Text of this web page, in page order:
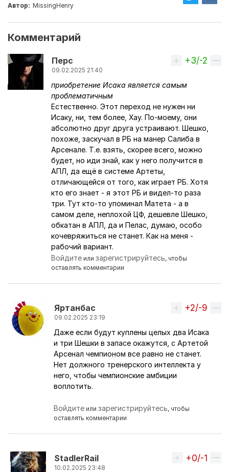
Автор: MissingHenry
Комментарий
Перс
09.02.2025 21:40
Вверх
+3/-2
приобретение Исака является самым
проблематичным
Естественно. Этот переход не нужен ни
Исаку, ни, тем более, Хау. По-моему, они
абсолютно друг друга устраивают. Шешко,
похоже, заскучал в РБ на манер Салиба в
Арсенале. Т.е. взять, скорее всего, можно
будет, но иди знай, как у него получится в
АПЛ, да ещё в системе Артеты,
отличающейся от того, как играет РБ. Хотя
кто его знает - я этот РБ и видел-то раза
три. Тут кто-то упоминал Матета - а в
самом деле, неплохой ЦФ, дешевле Шешко,
обкатан в АПЛ, да и Пелас, думаю, особо
кочевряжиться не станет. Как на меня -
рабочий вариант.
Войдите илизарегистрируйтесь, чтобы
оставлять комментарии
Яртанбас
09.02.2025 23:19
Ответ на комментарий пользователя Перс
Вверх
+2/-9
Даже если будут куплены целых два Исака
и три Шешки в запасе окажутся, с Артетой
Арсенал чемпионом все равно не станет.
Нет должного тренерского интеллекта у
него, чтобы чемпионские амбиции
воплотить.
Войдите илизарегистрируйтесь, чтобы
оставлять комментарии
StadlerRail
10.02.2025 23:48
Вверх
+0/-1